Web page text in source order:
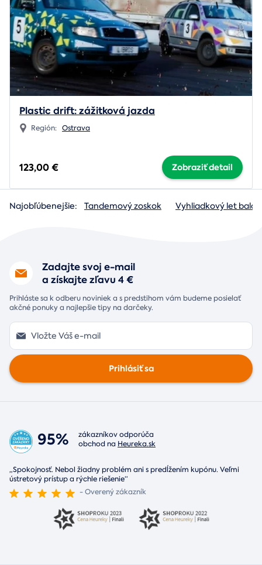
Plastic drift: zážitková jazda
Región: Ostrava
123,00 € Zobraziť detail
Najobľúbenejšie: Tandemový zoskok Vyhliadkový let
Zadajte svoj e-mail
a získajte zľavu 4 €
Prihláste sa k odberu noviniek a s predstihom vám budeme posielať
akčné ponuky a najlepšie tipy na darčeky.
Prihlásiť sa
95%
zákazníkov odporúča
obchod na Heureka.sk
„Spokojnosť. Nebol žiadny problém ani s predĺžením kupónu. Veľmi
ústretový prístup a rýchle riešenie“
- Overený zákazník